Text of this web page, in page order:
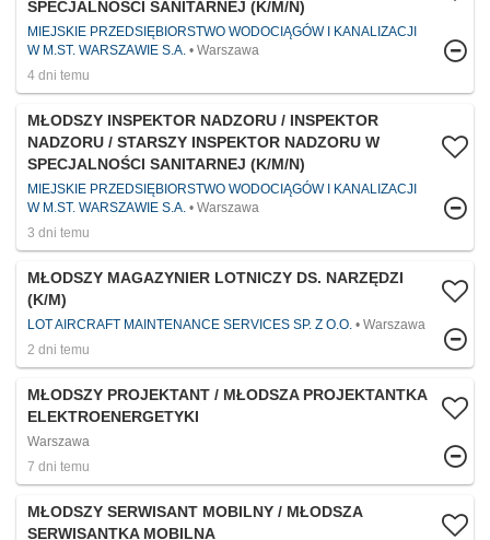
SPECJALNOŚCI SANITARNEJ (K/M/N)
MIEJSKIE PRZEDSIĘBIORSTWO WODOCIĄGÓW I KANALIZACJI
W M.ST. WARSZAWIE S.A.
Warszawa
4 dni temu
MŁODSZY INSPEKTOR NADZORU / INSPEKTOR
NADZORU / STARSZY INSPEKTOR NADZORU W
SPECJALNOŚCI SANITARNEJ (K/M/N)
MIEJSKIE PRZEDSIĘBIORSTWO WODOCIĄGÓW I KANALIZACJI
W M.ST. WARSZAWIE S.A.
Warszawa
3 dni temu
MŁODSZY MAGAZYNIER LOTNICZY DS. NARZĘDZI
(K/M)
LOT AIRCRAFT MAINTENANCE SERVICES SP. Z O.O.
Warszawa
2 dni temu
MŁODSZY PROJEKTANT / MŁODSZA PROJEKTANTKA
ELEKTROENERGETYKI
Warszawa
7 dni temu
MŁODSZY SERWISANT MOBILNY / MŁODSZA
SERWISANTKA MOBILNA